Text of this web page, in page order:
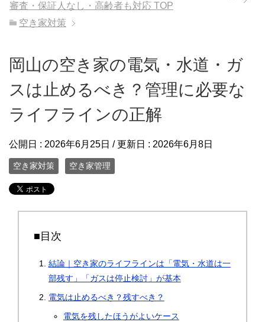
審査・保証人なし・高齢者も対応 TOP
空き家対策
岡山の空き家の電気・水道・ガ
スは止めるべき？管理に必要な
ライフラインの正解
公開日 : 2026年6月25日 / 更新日 : 2026年6月8日
空き家対策 空き家管理
■目次
結論｜空き家のライフラインは「電気・水道は一
部残す」「ガスは停止検討」が基本
電気は止めるべき？残すべき？
電気を残したほうがよいケース